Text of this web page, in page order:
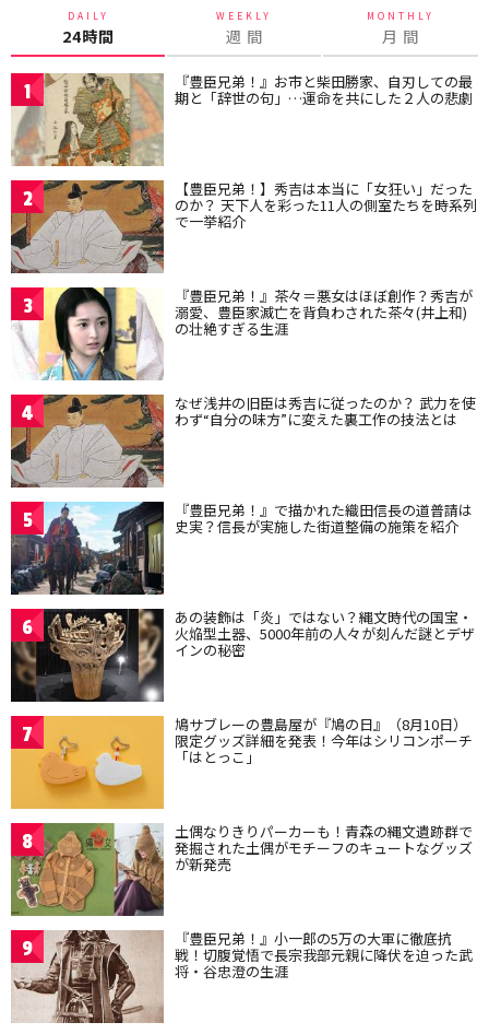
DAILY
24時間
WEEKLY
週 間
MONTHLY
月 間
1 『豊臣兄弟！』お市と柴田勝家、自刃しての最
期と「辞世の句」…運命を共にした２人の悲劇
2 【豊臣兄弟！】秀吉は本当に「女狂い」だった
のか？ 天下人を彩った11人の側室たちを時系列
で一挙紹介
3 『豊臣兄弟！』茶々＝悪女はほぼ創作？秀吉が
溺愛、豊臣家滅亡を背負わされた茶々(井上和)
の壮絶すぎる生涯
4 なぜ浅井の旧臣は秀吉に従ったのか？ 武力を使
わず“自分の味方”に変えた裏工作の技法とは
5 『豊臣兄弟！』で描かれた織田信長の道普請は
史実？信長が実施した街道整備の施策を紹介
6 あの装飾は「炎」ではない？縄文時代の国宝・
火焔型土器、5000年前の人々が刻んだ謎とデザ
インの秘密
7 鳩サブレーの豊島屋が『鳩の日』（8月10日）
限定グッズ詳細を発表！今年はシリコンポーチ
「はとっこ」
8 土偶なりきりパーカーも！青森の縄文遺跡群で
発掘された土偶がモチーフのキュートなグッズ
が新発売
9 『豊臣兄弟！』小一郎の5万の大軍に徹底抗
戦！切腹覚悟で長宗我部元親に降伏を迫った武
将・谷忠澄の生涯